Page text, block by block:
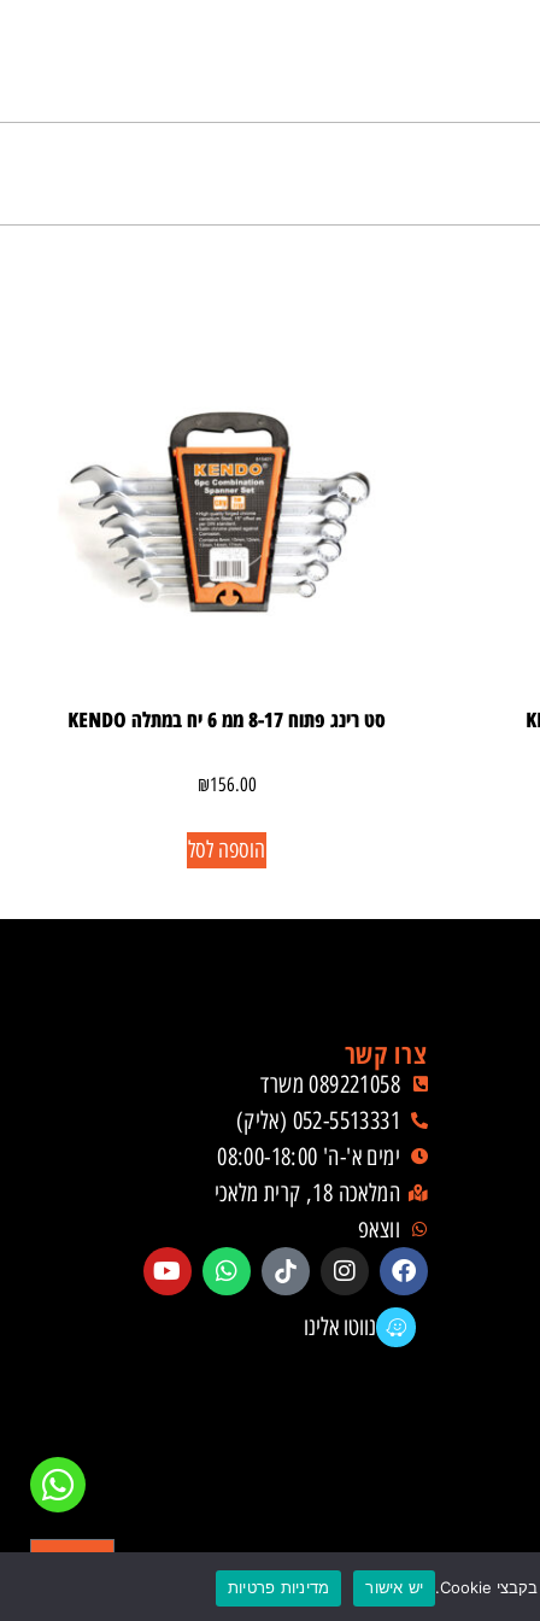
סט רינג פתוח 8-17 ממ 6 יח במתלה KENDO
₪156.00
הוספה לסל
צרו קשר
089221058 משרד
052-5513331 (אליק)
ימים א'-ה' 08:00-18:00
המלאכה 18, קרית מלאכי
ווצאפ
נווטו אלינו
יש אישור מדיניות פרטיות